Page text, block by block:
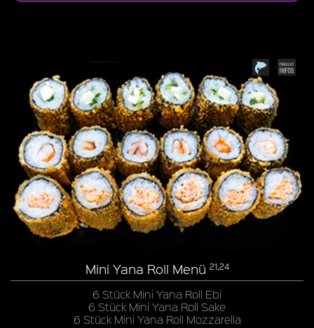
Mini Yana Roll Menü 21,24
6 Stück Mini Yana Roll Ebi
6 Stück Mini Yana Roll Sake
6 Stück Mini Yana Roll Mozzarella